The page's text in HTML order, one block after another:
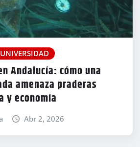
UNIVERSIDAD
Andalucía: cómo una
amenaza praderas
y economía
Abr 2, 2026